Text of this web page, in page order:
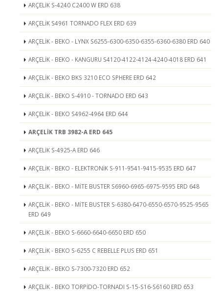
ARÇELİK S-4240 C2400 W ERD 638
ARÇELİK S4961 TORNADO FLEX ERD 639
ARÇELİK - BEKO - LYNX S6255-6300-6350-6355-6360-6380 ERD 640
ARÇELİK - BEKO - KANGURU S4120-4122-4124-4240-4018 ERD 641
ARÇELİK - BEKO BKS 3210 ECO SPHERE ERD 642
ARÇELİK - BEKO S-4910 - TORNADO ERD 643
ARÇELİK - BEKO S4962-4964 ERD 644
ARÇELİK TRB 3982-A ERD 645
ARÇELİK S-4925-A ERD 646
ARÇELİK - BEKO - ELEKTRONİK S-911-9541-9415-9535 ERD 647
ARÇELİK - BEKO - MİTE BUSTER S6960-6965-6975-9595 ERD 648
ARÇELİK - BEKO - MİTE BUSTER S-6380-6470-6550-6570-9525-9565
ERD 649
ARÇELİK - BEKO S-6660-6640-6650 ERD 650
ARÇELİK - BEKO S-6255 C REBELLE PLUS ERD 651
ARÇELİK - BEKO S-7300-7320 ERD 652
ARÇELİK - BEKO TORPİDO-TORNADI S-15-S16-S6160 ERD 653